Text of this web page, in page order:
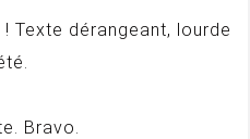
Texte dérangeant, lourde
Bravo.